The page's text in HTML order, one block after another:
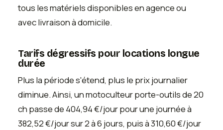
tous les matériels disponibles en agence ou
avec livraison à domicile.
Tarifs dégressifs pour locations longue
durée
Plus la période s'étend, plus le prix journalier
diminue. Ainsi, un motoculteur porte-outils de 20
ch passe de 404,94 €/jour pour une journée à
382,52 €/jour sur 2 à 6 jours, puis à 310,60 €/jour